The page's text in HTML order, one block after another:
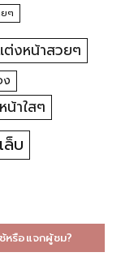
ๆ
ต่งหน้าสวยๆ
ง
น้าใสๆ
ล็บ
หรือแจกผู้ชม?